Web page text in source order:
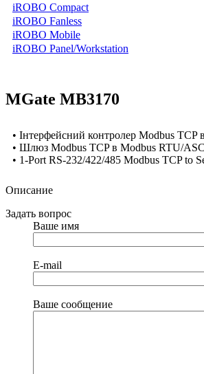
iROBO Compact
iROBO Fanless
iROBO Mobile
iROBO Panel/Workstation
MGate MB3170
• Інтерфейсний контролер Modbus
• Шлюз Modbus TCP в Modbus RTU/
• 1-Port RS-232/422/485 Modbus TCP to
Описание
Задать вопрос
Ваше имя
E-mail
Ваше сообщение